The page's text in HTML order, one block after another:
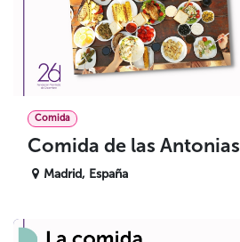
Comida
Comida de las Antonias
Madrid, España